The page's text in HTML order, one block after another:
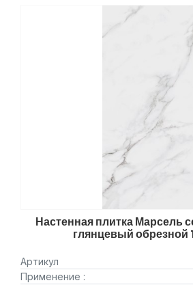
Настенная плитка Марсель
глянцевый обрезной
Артикул
Применение :